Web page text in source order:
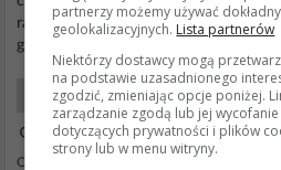
razu ją dodać?? I jak ustawić ten
góry dziękuję za pomoc bo dopiero się
Mikrokontrolery AVR
06 Sty 2013 00:48
Odpowiedzi: 5 Wyświetleń: 1800
partnerzy możemy używać
geolokalizacyjnych. Lista partnerów
Niektórzy dostawcy mogą
na podstawie uzasadnionego
zgodzić, zmieniając opcje poniżej.
zarządzanie zgodą lub jej
dotyczących prywatności i plików
strony lub w menu witryny.